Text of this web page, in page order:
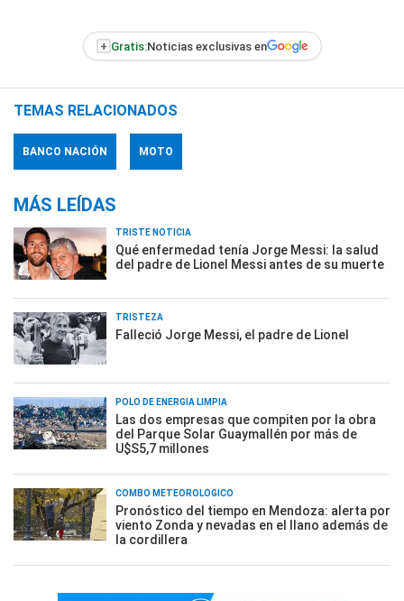
+ Gratis:Noticias exclusivas en
TEMAS RELACIONADOS
BANCO NACIÓN MOTO
MÁS LEÍDAS
TRISTE NOTICIA
Qué enfermedad tenía Jorge Messi: la salud
del padre de Lionel Messi antes de su muerte
TRISTEZA
Falleció Jorge Messi, el padre de Lionel
POLO DE ENERGÍA LIMPIA
Las dos empresas que compiten por la obra
del Parque Solar Guaymallén por más de
U$S5,7 millones
COMBO METEOROLÓGICO
Pronóstico del tiempo en Mendoza: alerta por
viento Zonda y nevadas en el llano además de
la cordillera